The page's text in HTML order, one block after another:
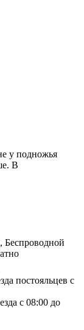
у подножья
В
Беспроводной
постояльцев с
с 08:00 до